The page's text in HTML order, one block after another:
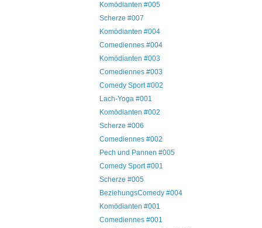
Komödianten #005
Scherze #007
Komödianten #004
Comediennes #004
Komödianten #003
Comediennes #003
Comedy Sport #002
Lach-Yoga #001
Komödianten #002
Scherze #006
Comediennes #002
Pech und Pannen #005
Comedy Sport #001
Scherze #005
BeziehungsComedy #004
Komödianten #001
Comediennes #001